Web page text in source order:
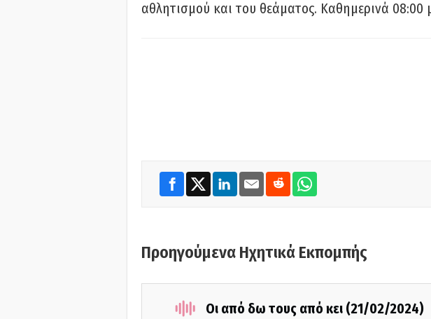
αθλητισμού και του θεάματος. Καθημερινά 08:00
Προηγούμενα Ηχητικά Εκπομπής
Οι από δω τους από κει (21/02/2024)